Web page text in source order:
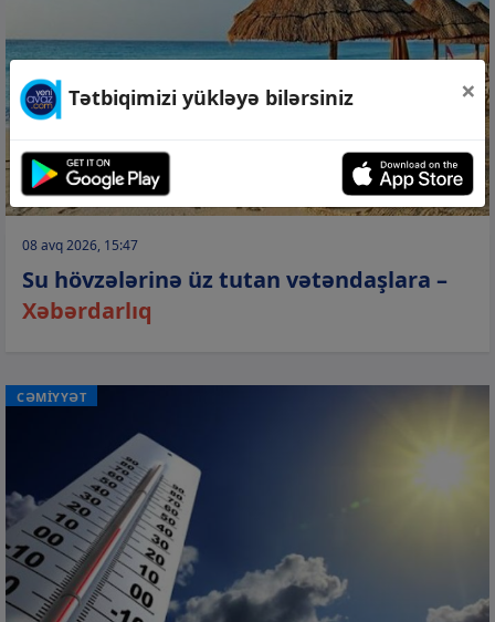
08 avq 2026, 15:47
Su hövzələrinə üz tutan vətəndaşlara –
Xəbərdarlıq
CƏMİYYƏT
Tətbiqimizi yükləyə bilərsiniz ×